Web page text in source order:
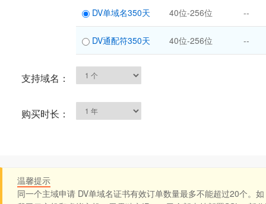
DV单域名350天 40位-256位 --
DV通配符350天 40位-256位 --
支持域名：
购买时长：
温馨提示
同一个主域申请 DV单域名证书有效订单数量最多不能超过20个。